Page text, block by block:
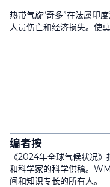
热带气旋“奇多”在法属印
人员伤亡和经济损失。使
编者按
《2024年全球气候状况
和科学家的科学供稿。
间和知识专长的所有人。